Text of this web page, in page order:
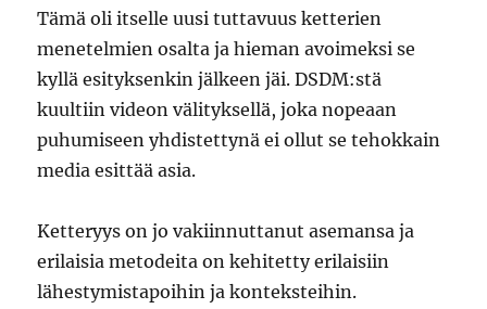
Tämä oli itselle uusi tuttavuus ketterien
menetelmien osalta ja hieman avoimeksi se
kyllä esityksenkin jälkeen jäi. DSDM:stä
kuultiin videon välityksellä, joka nopeaan
puhumiseen yhdistettynä ei ollut se tehokkain
media esittää asia.
Ketteryys on jo vakiinnuttanut asemansa ja
erilaisia metodeita on kehitetty erilaisiin
lähestymistapoihin ja konteksteihin.